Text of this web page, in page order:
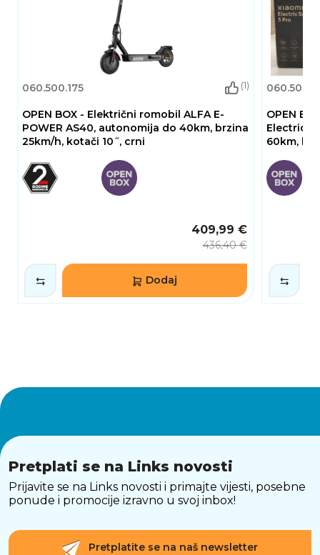
funkcija pruža sigurno, udobno i učinkovito
iskustvo vožnje za sve korisnike koji žele
pouzdano električno prijevozno sredstvo.
060.500.175 (1)
OPEN BOX - Električni romobil ALFA E-
POWER AS40, autonomija do 40km, brzina
25km/h, kotači 10˝, crni
409,99 €
436,40 €
Dodaj
OPEN
Electric
60km,
Pretplati se na Links novosti
Prijavite se na Links novosti i primajte vijesti, posebne
ponude i promocije izravno u svoj inbox!
Pretplatite se na naš newsletter